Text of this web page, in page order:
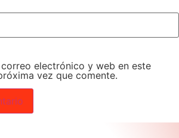
electrónico y web en este
vez que comente.